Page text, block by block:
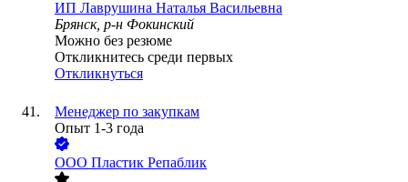
ИП Лаврушина Наталья Васильевна
Брянск, р-н Фокинский
Можно без резюме
Откликнитесь среди первых
Откликнуться
Менеджер по закупкам
Опыт 1-3 года
ООО Пластик Репаблик